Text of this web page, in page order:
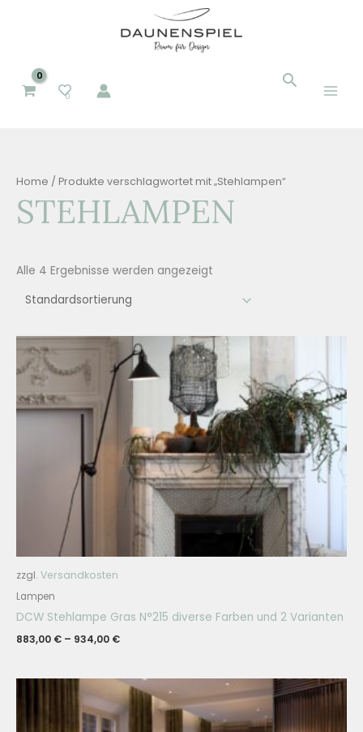
0
Suchen
Suchen
Home / Produkte verschlagwortet mit „Stehlampen“
STEHLAMPEN
Alle 4 Ergebnisse werden angezeigt
zzgl. Versandkosten
Lampen
DCW Stehlampe Gras N°215 diverse Farben und 2 Varianten
883,00 € – 934,00 €